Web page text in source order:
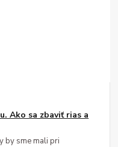
Ako sa zbaviť rias a
by sme mali pri